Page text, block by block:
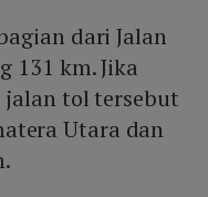
dari Jalan
131 km. Jika
tol tersebut
Utara dan